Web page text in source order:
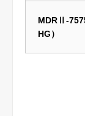
MDRⅡ-
HG）